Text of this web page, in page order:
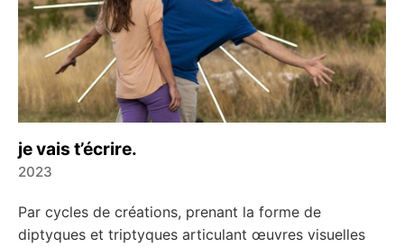
je vais t’écrire.
2023
Par cycles de créations, prenant la forme de
diptyques et triptyques articulant œuvres visuelles